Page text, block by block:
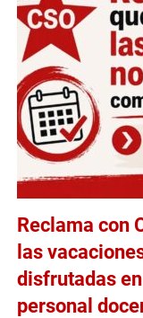
Reclama con
las
disfrutadas
personal